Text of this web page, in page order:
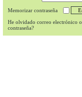
Memorizar contraseña
He olvidado correo electrónico o
contraseña?